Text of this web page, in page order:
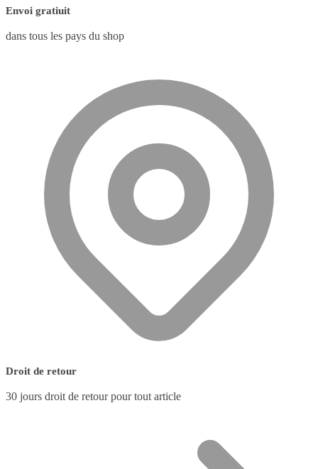
Envoi gratiuit
dans tous les pays du shop
Droit de retour
30 jours droit de retour pour tout article